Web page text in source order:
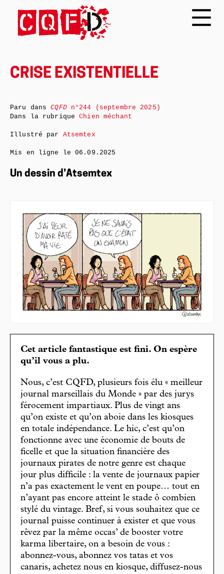
CRISE EXISTENTIELLE
Un dessin d’Atsemtex
Cet article fantastique est fini. On espère
qu’il vous a plu.
Nous, c’est CQFD, plusieurs fois élu « meilleur
journal marseillais du Monde » par des jurys
férocement impartiaux. Plus de vingt ans
qu’on existe et qu’on aboie dans les kiosques
en totale indépendance. Le hic, c’est qu’on
fonctionne avec une économie de bouts de
ficelle et que la situation financière des
journaux pirates de notre genre est chaque
jour plus difficile : la vente de journaux papier
n’a pas exactement le vent en poupe… tout en
n’ayant pas encore atteint le stade ô combien
stylé du vintage. Bref, si vous souhaitez que ce
journal puisse continuer à exister et que vous
rêvez par la même occas’ de booster votre
karma libertaire, on a besoin de vous :
abonnez-vous, abonnez vos tatas et vos
canaris, achetez nous en kiosque, diffusez-nous
Paru dansCQFDn°244 (septembre 2025)
Dans la rubriqueChien méchant
Illustré par Atsemtex
Mis en ligne le06.09.2025